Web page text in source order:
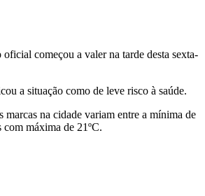
começou a valer na tarde desta sexta-
a situação como de leve risco à saúde.
na cidade variam entre a mínima de
máxima de 21ºC.